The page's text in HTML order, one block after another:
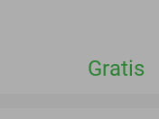
Gratis